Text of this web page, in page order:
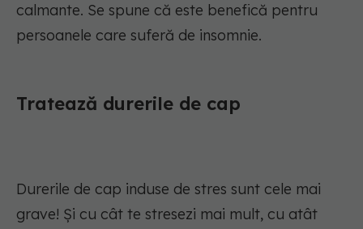
calmante. Se spune că este benefică pentru
persoanele care suferă de insomnie.
Tratează durerile de cap
Durerile de cap induse de stres sunt cele mai
grave! Și cu cât te stresezi mai mult, cu atât